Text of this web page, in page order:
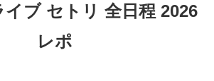
イブ セトリ 全日程 2026
レポ